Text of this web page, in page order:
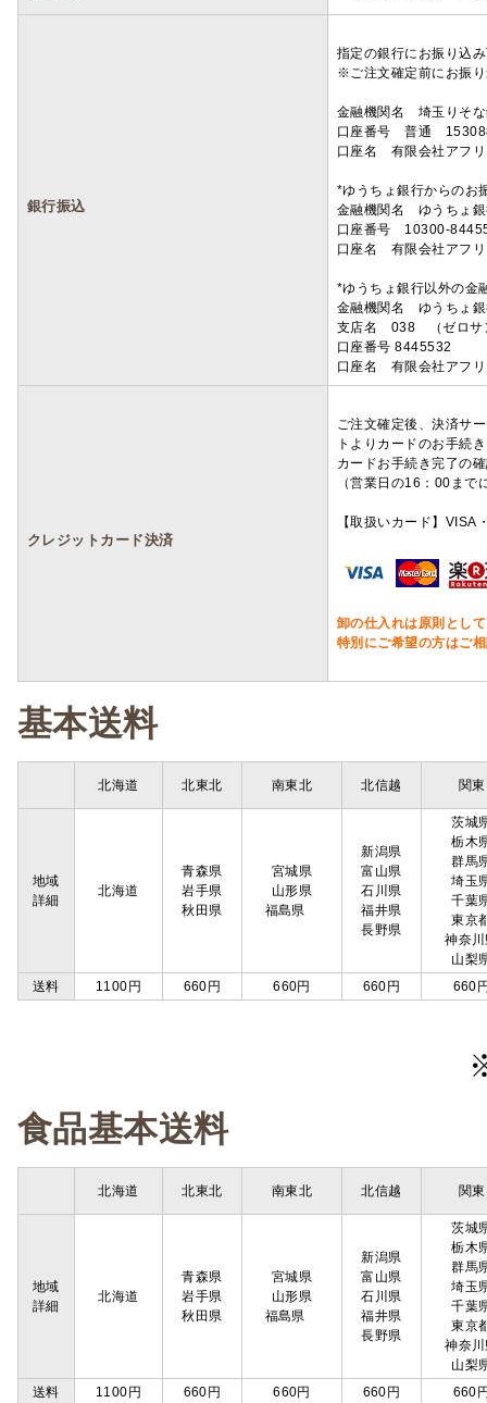
銀行振込
指定の銀行にお振り込
※ご注文確定前にお振
金融機関名 埼玉りそ
口座番号 普通
口座名 有限会社アフ
*ゆうちょ銀行からのお
金融機関名 ゆうちょ
口座番号 10300-
口座名 有限会社アフ
*ゆうちょ銀行以外の金
金融機関名 ゆうちょ
支店名 038 （ゼロサ
口座番号 8445532
口座名 有限会社アフ
クレジットカード決済
ご注文確定後、決済サ
トよりカードのお手続
カードお手続き完了の
（営業日の16：00ま
【取扱いカード】
卸の仕入れは原則とし
特別にご希望の方はご
基本送料
北海道 北東北 南東北 北信越 関東
地域
詳細
北海道
青森県
岩手県
秋田県
宮城県
山形県
福島県
新潟県
富山県
石川県
福井県
長野県
茨城
栃木
群馬
埼玉
千葉
東京
神奈
山梨
送料
1100円 660円 660円 660円 660
食品基本送料
北海道 北東北 南東北 北信越 関東
地域
詳細
北海道
青森県
岩手県
秋田県
宮城県
山形県
福島県
新潟県
富山県
石川県
福井県
長野県
茨城
栃木
群馬
埼玉
千葉
東京
神奈
山梨
送料
1100円 660円 660円 660円 660